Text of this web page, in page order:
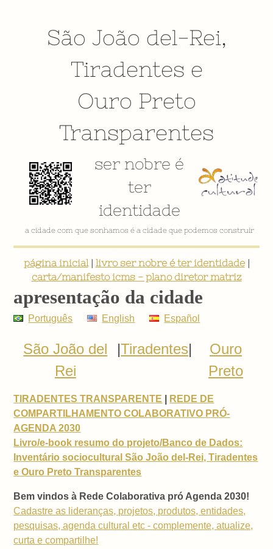
São João del-Rei,
Tiradentes e
Ouro Preto
Transparentes
ser nobre é
ter
identidade
a cidade com que sonhamos é a cidade que podemos construir
página inicial| livro ser nobre é ter identidade|
carta/manifesto icms - plano diretor matriz
apresentação da cidade
Português English Español
São João del
Rei
|Tiradentes|
Ouro
Preto
TIRADENTES TRANSPARENTE
REDE DE
COMPARTILHAMENTO COLABORATIVO PRÓ-
AGENDA 2030
Livro/e-book resumo do projeto/Banco de Dados:
Inventário sociocultural São João del-Rei, Tiradentes
e Ouro Preto Transparentes
Bem vindos à Rede Colaborativa pró Agenda 2030!
Cadastre as lideranças, projetos, produtos, entidades,
pesquisas, agenda cultural etc - complemente, atualize,
curta e compartilhe!